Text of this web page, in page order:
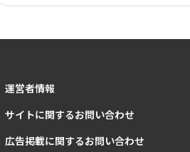
運営者情報
サイトに関するお問い合わせ
広告掲載に関するお問い合わせ